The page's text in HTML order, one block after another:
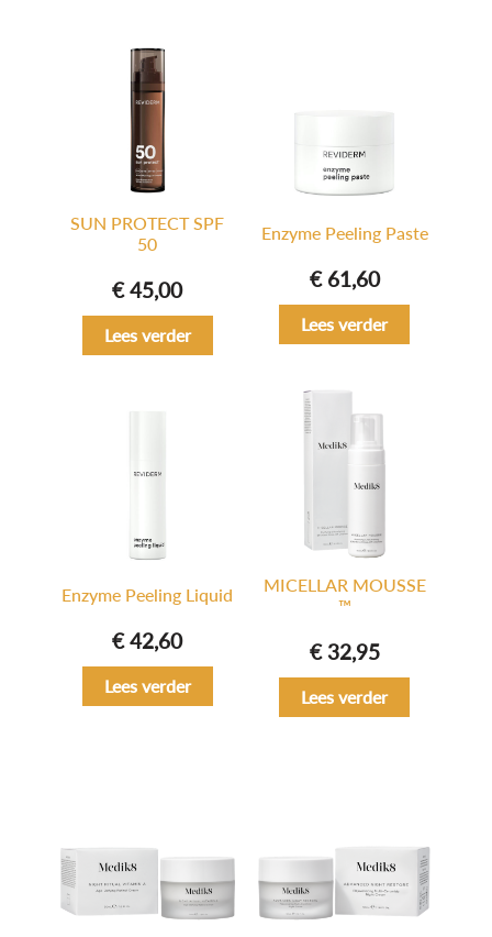
SUN PROTECT SPF
50
€45,00
Lees verder
Enzyme Peeling Paste
€61,60
Lees verder
Enzyme Peeling Liquid
€42,60
Lees verder
MICELLAR MOUSSE
™
€32,95
Lees verder